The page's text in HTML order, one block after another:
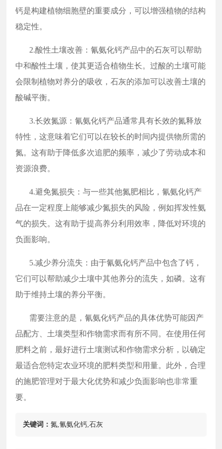
钙是构建植物细胞壁的重要成分，可以增强植物的结构
稳定性。
2.酸性土壤改善：氰氨化钙产品中的石灰可以帮助
中和酸性土壤，使其更适合植物生长。过酸的土壤可能
会限制植物对养分的吸收，石灰的添加可以改善土壤的
酸碱平衡。
3.长效氮源：氰氨化钙产品通常具有长效的氮释放
特性，这意味着它们可以在较长的时间内提供物所需的
氮。这有助于降低多次追肥的频率，减少了劳动成本和
资源浪费。
4.避免氮损失：与一些其他氮肥相比，氰氨化钙产
品在一定程度上能够减少氮损失的风险，例如挥发性氨
气的损失。这有助于提高养分利用效率，降低对环境的
负面影响。
5.减少养分流失：由于氰氨化钙产品中包含了钙，
它们可以帮助减少土壤中其他养分的流失，如磷。这有
助于维持土壤的养分平衡。
需要注意的是，氰氨化钙产品的具体优势可能因产
品配方、土壤类型和作物需求而有所不同。在使用任何
肥料之前，最好进行土壤测试和作物需求分析，以确定
最适合您特定农业环境的肥料类型和用量。此外，合理
的施肥管理对于最大化优势和减少负面影响也非常重
要。
关键词：氮,氰氨化钙,石灰